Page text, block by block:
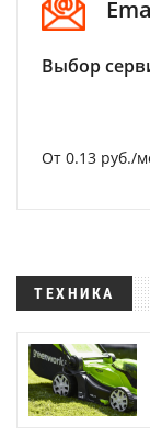
Выбор
От 0.13 руб./
ТЕХНИКА